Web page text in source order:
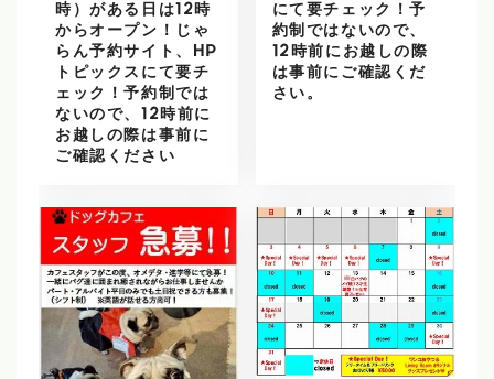
時）がある日は12時
からオープン！じゃ
らん予約サイト、HP
トピックスにて要チ
ェック！予約制では
ないので、12時前に
お越しの際は事前に
ご確認ください
にて要チェック！予
約制ではないので、
12時前にお越しの際
は事前にご確認くだ
さい。